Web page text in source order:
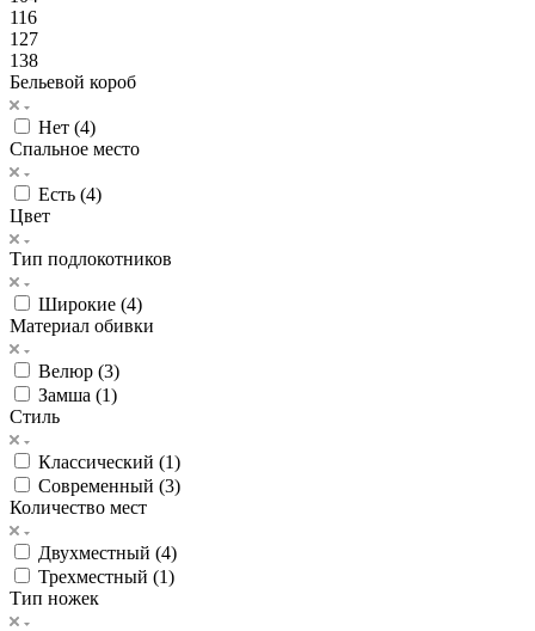
116
127
138
Бельевой короб
Нет (4)
Спальное место
Есть (4)
Цвет
Тип подлокотников
Широкие (4)
Материал обивки
Велюр (3)
Замша (1)
Стиль
Классический (1)
Современный (3)
Количество мест
Двухместный (4)
Трехместный (1)
Тип ножек